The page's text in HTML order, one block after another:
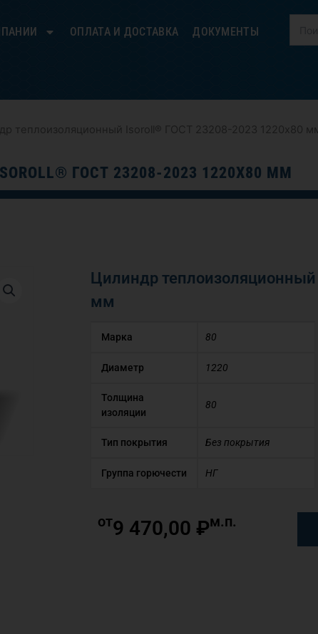
ОПЛАТА И ДОСТАВКА ДОКУМЕНТЫ
теплоизоляционный Isoroll® ГОСТ 23208-2023 1220х80
ГОСТ 23208-2023 1220Х80 ММ
Цилиндр
мм
Марка 80
Диаметр 1220
Толщина
изоляции
80
Тип покрытия Без покрытия
Группа горючести НГ
от9 470,00 ₽м.п.